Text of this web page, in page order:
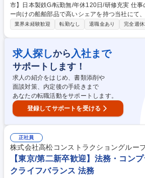
市】日本製鉄G/転勤無/年休120日/研修充実 仕事の内容 ■大手造船メーカ
ー向けの船舶部品で高いシェアを持つ当社にて
を行う総合職ポジションの採用となります。こ
る充実した研修・教育体制を設けておりますの
や過去入社者の事例をお聞きください！ 【仕事
や適性を踏まえ以下いずれかに配属 ・CADオペ
を用いた船の部品製造における図面の作成・確
主にグループ会社である日本製鉄や鋼材メーカ
理・納期調整等を担当 募集職種 第二新卒歓迎【総合職/香川県坂出市】日
本製鉄G/転勤無/年休120日/研修充実
業界未経験歓迎 転勤なし 退職金あり 完全週休
求人探しから 入社まで
サポートします！
求人の紹介をはじめ、書類添削や
面談対策、内定後の手続きまで
あなたの転職活動をサポートします。
登録してサポートを受ける
正社員
株式会社高松コンストラクショングルー
【東京/第二新卒歓迎】法務・コン
クライフバランス 法務